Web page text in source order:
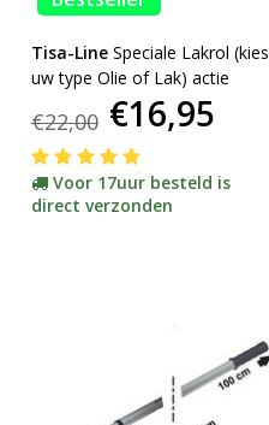
Tisa-Line Speciale Lakrol (kies
uw type Olie of Lak) actie
€22,00 €16,95
Voor 17uur besteld is
direct verzonden